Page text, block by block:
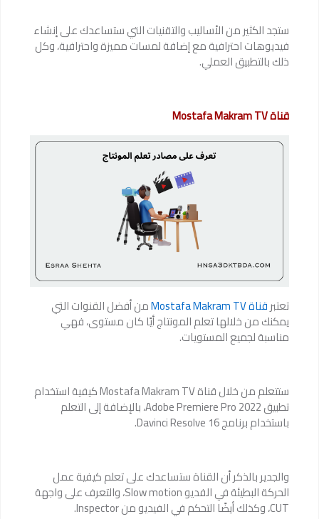
ستجد الكثير من الأساليب والتقنيات التي ستساعدك على إنشاء
فيديوهات احترافية مع إضافة لمسات مميزة واحترافية، وكل
ذلك بالتطبيق العملي.
قناة Mostafa Makram TV
تعتبرقناة Mostafa Makram TV من أفضل القنوات التي
يمكنك من خلالها تعلم المونتاج أيًا كان مستوى، فهي
مناسبة لجميع المستويات.
ستتعلم من خلال قناة Mostafa Makram TV كيفية استخدام
تطبيق Adobe Premiere Pro 2022، بالإضافة إلى التعلم
باستخدام برنامج Davinci Resolve 16.
والجدير بالذكر أن القناة ستساعدك على تعلم كيفية عمل
الحركة البطيئة في الفديو Slow motion، والتعرف على واجهة
CUT، وكذلك أيضًا التحكم في الفيديو من Inspector.